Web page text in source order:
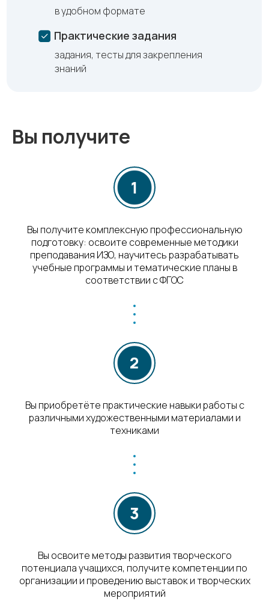
Практические задания
в удобном формате
задания, тесты для закрепления
знаний
Вы получите
Вы получите комплексную профессиональную
подготовку: освоите современные методики
преподавания ИЗО, научитесь разрабатывать
учебные программы и тематические планы в
соответствии с ФГОС
Вы приобретёте практические навыки работы с
различными художественными материалами и
техниками
Вы освоите методы развития творческого
потенциала учащихся, получите компетенции по
организации и проведению выставок и творческих
мероприятий